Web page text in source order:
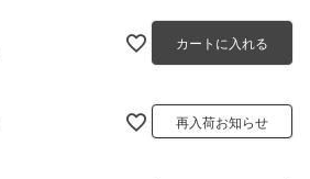
カートに入れる
再入荷お知らせ